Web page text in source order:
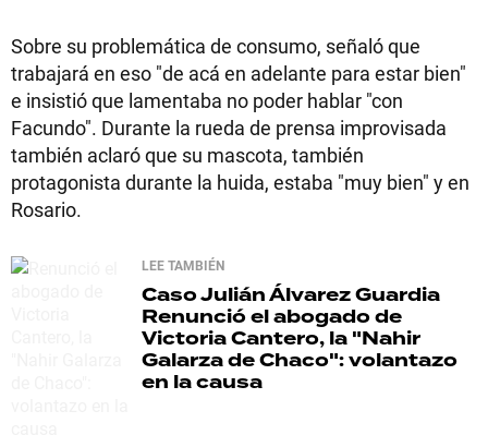
Sobre su problemática de consumo, señaló que
trabajará en eso "de acá en adelante para estar bien"
e insistió que lamentaba no poder hablar "con
Facundo". Durante la rueda de prensa improvisada
también aclaró que su mascota, también
protagonista durante la huida, estaba "muy bien" y en
Rosario.
LEE TAMBIÉN
Caso Julián Álvarez Guardia
Renunció el abogado de
Victoria Cantero, la "Nahir
Galarza de Chaco": volantazo
en la causa